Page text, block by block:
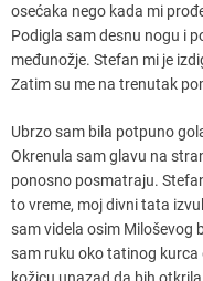
osećaka nego kada mi
Podigla sam desnu nogu i
međunožje. Stefan mi je
Zatim su me na trenutak
Ubrzo sam bila potpuno
Okrenula sam glavu na
ponosno posmatraju.
to vreme, moj divni tata
sam videla osim Miloševog
sam ruku oko tatinog kurca